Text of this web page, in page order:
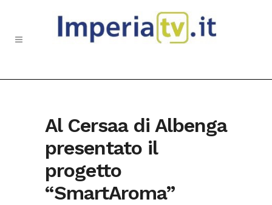
Al Cersaa di Albenga
presentato il
progetto
“SmartAroma”